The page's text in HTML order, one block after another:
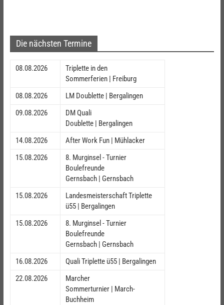
Die nächsten Termine
08.08.2026
Triplette in den
Sommerferien | Freiburg
08.08.2026
LM Doublette | Bergalingen
09.08.2026
DM Quali
Doublette | Bergalingen
14.08.2026
After Work Fun | Mühlacker
15.08.2026
8. Murginsel - Turnier
Boulefreunde
Gernsbach | Gernsbach
15.08.2026
Landesmeisterschaft Triplette
ü55 | Bergalingen
15.08.2026
8. Murginsel - Turnier
Boulefreunde
Gernsbach | Gernsbach
16.08.2026
Quali Triplette ü55 | Bergalingen
22.08.2026
Marcher
Sommerturnier | March-
Buchheim